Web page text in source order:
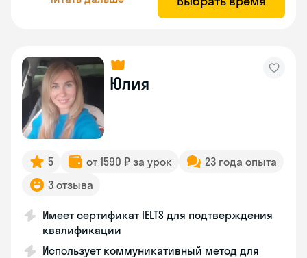
Юлия
5 от 1590 ₽ за урок
23 года опыта
3 отзыва
Имеет сертификат IELTS для подтверждения
квалификации
Использует коммуникативный метод для